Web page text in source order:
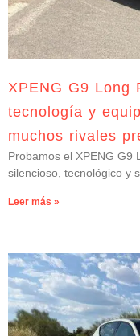
XPENG G9 Long
tecnología y
muchos rivales
Probamos el XPENG G9
silencioso, tecnológico y
Leer más »